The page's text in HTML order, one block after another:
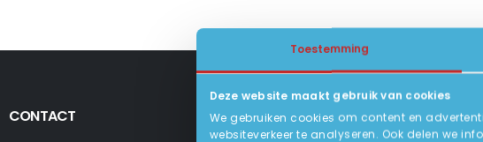
Toestemming
Deze website maakt gebruik van cookies
We gebruiken cookies om content en
websiteverkeer te analyseren. Ook delen we
CONTACT KLANTENSERVICE